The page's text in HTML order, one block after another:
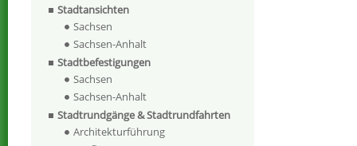
Stadtansichten
Sachsen
Sachsen-Anhalt
Stadtbefestigungen
Sachsen
Sachsen-Anhalt
Stadtrundgänge & Stadtrundfahrten
Architekturführung